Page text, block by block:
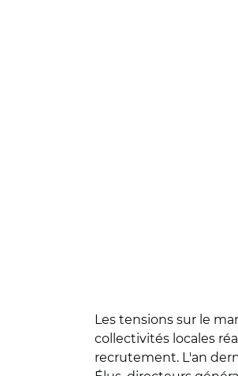
Les tensions sur le
collectivités locales
recrutement. L'an